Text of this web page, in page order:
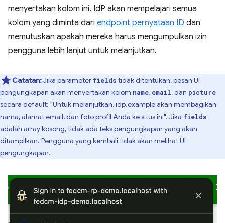
menyertakan kolom ini. IdP akan mempelajari semua
kolom yang diminta dari endpoint pernyataan ID dan
memutuskan apakah mereka harus mengumpulkan izin
pengguna lebih lanjut untuk melanjutkan.
Catatan:Jika parameter fields tidak ditentukan, pesan UI
pengungkapan akan menyertakan kolom name, email, dan picture
secara default: "Untuk melanjutkan, idp.example akan membagikan
nama, alamat email, dan foto profil Anda ke situs ini". Jika fields
adalah array kosong, tidak ada teks pengungkapan yang akan
ditampilkan. Pengguna yang kembali tidak akan melihat UI
pengungkapan.